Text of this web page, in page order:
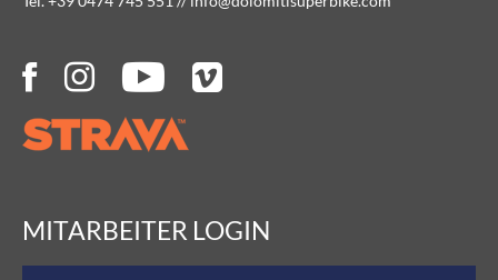
MITARBEITER LOGIN